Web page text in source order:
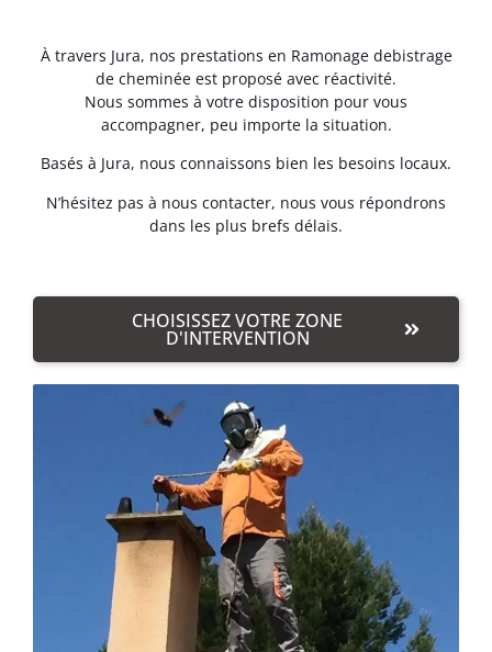
À travers Jura, nos prestations en Ramonage debistrage
de cheminée est proposé avec réactivité.
Nous sommes à votre disposition pour vous
accompagner, peu importe la situation.
Basés à Jura, nous connaissons bien les besoins locaux.
N’hésitez pas à nous contacter, nous vous répondrons
dans les plus brefs délais.
CHOISISSEZ VOTRE ZONE
D'INTERVENTION